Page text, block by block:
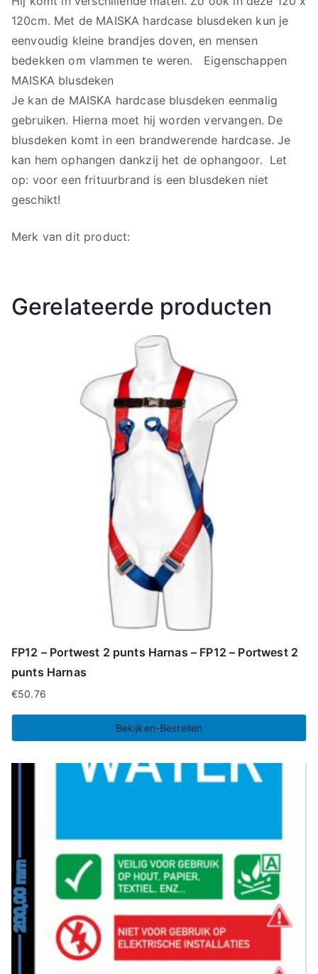
120cm. Met de MAISKA hardcase blusdeken kun je
eenvoudig kleine brandjes doven, en mensen
bedekken om vlammen te weren. Eigenschappen
MAISKA blusdeken
Je kan de MAISKA hardcase blusdeken eenmalig
gebruiken. Hierna moet hij worden vervangen. De
blusdeken komt in een brandwerende hardcase. Je
kan hem ophangen dankzij het de ophangoor. Let
op: voor een frituurbrand is een blusdeken niet
geschikt!
Merk van dit product:
Gerelateerde producten
FP12 – Portwest 2 punts Harnas – FP12 – Portwest 2
punts Harnas
€50.76
Bekijken-Bestellen